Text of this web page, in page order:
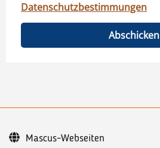
Datenschutzbestimmungen
Abschicken
Mascus-Webseiten